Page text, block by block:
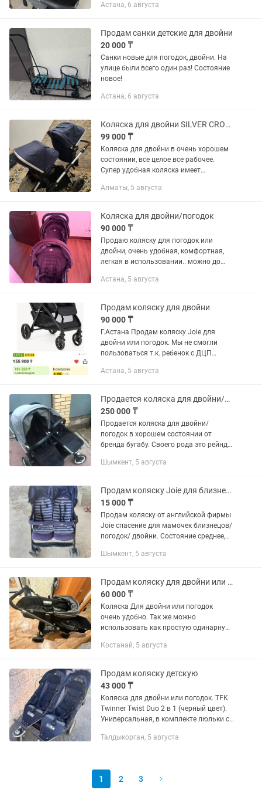
в двухместную за три клика. При
Астана, 6 августа
Продам санки детские для двойни
20 000 ₸
Санки новые для погодок, двойни. На
улице были всего один раз! Состояние
новое!
Астана, 6 августа
Коляска для двойни SILVER CROSS WAVE
99 000 ₸
Коляска для двойни в очень хорошем
состоянии, все целое все рабочее.
Супер удобная коляска имеет
быстро собирается, очень
Алматы, 5 августа
Коляска для двойни/погодок
90 000 ₸
Продаю коляску для погодок или
двойни, очень удобная, комфортная,
легкая в использовании.. можно до
одна коляска... очень рекомендую.
Астана, 5 августа
Продам коляску для двойни
90 000 ₸
Г.Астана Продам коляску Joie для
двойни или погодок. Мы не смогли
пользоваться т.к. ребенок с ДЦП
отличном состоянии…Продам за 90
Астана, 5 августа
Продается коляска для двойни/погодки
250 000 ₸
Продается коляска для двойни/
погодок в хорошем состоянии от
бренда бугабу. Своего рода это рейндж
асфальту и по бездорожью едет,
Шымкент, 5 августа
Продам коляску Joie для близнецов/двойни/ погодок
15 000 ₸
Продам коляску от английской фирмы
Joie спасение для мамочек близнецов/
погодок/ двойни. Состояние среднее,
состоянии, снизу большой багажник
Шымкент, 5 августа
Продам коляску для двойни или погодок
60 000 ₸
Коляска Для двойни или погодок
очень удобно. Так же можно
использовать как простую одинарную
Костанай, 5 августа
Продам коляску детскую
43 000 ₸
Коляска для двойни или погодок. TFK
Twinner Twist Duo 2 в 1 (черный цвет).
Универсальная, в комплекте люльки с
конструкция. Ткань непромокаемая.
Талдыкорган, 5 августа
1 2 3